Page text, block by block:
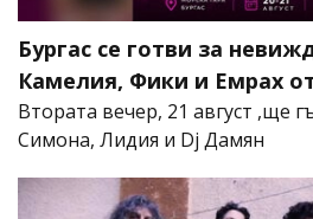
Бургас се готви за
Камелия, Фики и Емрах
Втората вечер, 21 август ,ще
Симона, Лидия и Dj Дамян